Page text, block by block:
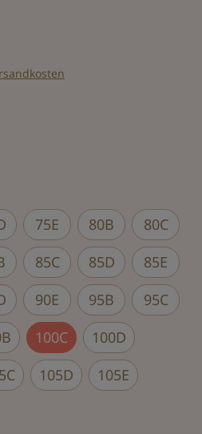
75E 80B
80C
85C 85D
85E
90E 95B
95C
100C
100D
105D
105E